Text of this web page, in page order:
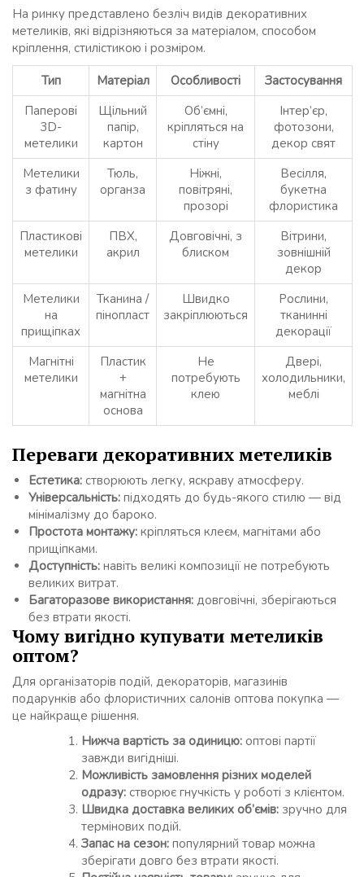
На ринку представлено безліч видів декоративних
метеликів, які відрізняються за матеріалом, способом
кріплення, стилістикою і розміром.
Тип
Матеріал Особливості
Застосування
Паперові
3D-
метелики
Щільний
папір,
картон
Об’ємні,
кріпляться на
стіну
Інтер’єр,
фотозони,
декор свят
Метелики
з фатину
Тюль,
органза
Ніжні,
повітряні,
прозорі
Весілля,
букетна
флористика
Пластикові
метелики
ПВХ,
акрил
Довговічні, з
блиском
Вітрини,
зовнішній
декор
Метелики
на
прищіпках
Тканина /
пінопласт
Швидко
закріплюються
Рослини,
тканинні
декорації
Магнітні
метелики
Пластик
+
магнітна
основа
Не
потребують
клею
Двері,
холодильники,
меблі
Переваги декоративних метеликів
Естетика: створюють легку, яскраву атмосферу.
Універсальність: підходять до будь-якого стилю — від
мінімалізму до бароко.
Простота монтажу: кріпляться клеєм, магнітами або
прищіпками.
Доступність: навіть великі композиції не потребують
великих витрат.
Багаторазове використання: довговічні, зберігаються
без втрати якості.
Чому вигідно купувати метеликів
оптом?
Для організаторів подій, декораторів, магазинів
подарунків або флористичних салонів оптова покупка —
це найкраще рішення.
Нижча вартість за одиницю: оптові партії
завжди вигідніші.
Можливість замовлення різних моделей
одразу: створює гнучкість у роботі з клієнтом.
Швидка доставка великих об’ємів: зручно для
термінових подій.
Запас на сезон: популярний товар можна
зберігати довго без втрати якості.